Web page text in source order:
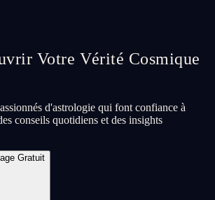
Votre Vérité Cosmique
d'astrologie qui font confiance à
conseils quotidiens et des insights
Gratuit